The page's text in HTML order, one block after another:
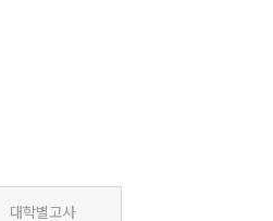
대학별고사